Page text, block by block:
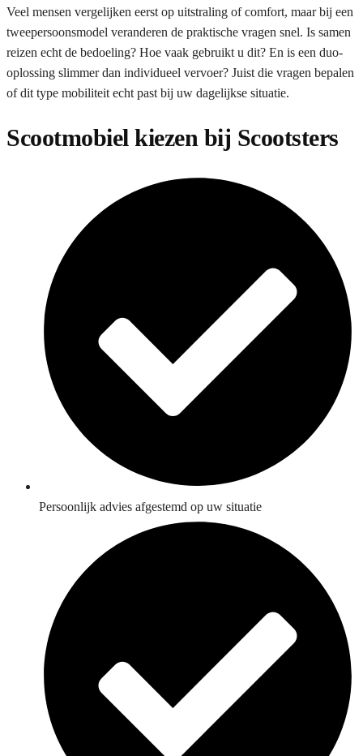
Veel mensen vergelijken eerst op uitstraling of comfort, maar bij een
tweepersoonsmodel veranderen de praktische vragen snel. Is samen
reizen echt de bedoeling? Hoe vaak gebruikt u dit? En is een duo-
oplossing slimmer dan individueel vervoer? Juist die vragen bepalen
of dit type mobiliteit echt past bij uw dagelijkse situatie.
Scootmobiel kiezen bij Scootsters
Persoonlijk advies afgestemd op uw situatie